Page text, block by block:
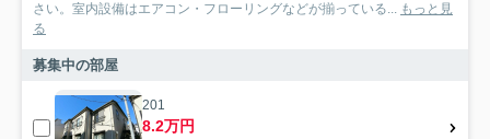
さい。室内設備はエアコン・フローリングなどが揃っている... もっと見
る
募集中の部屋
201
8.2万円